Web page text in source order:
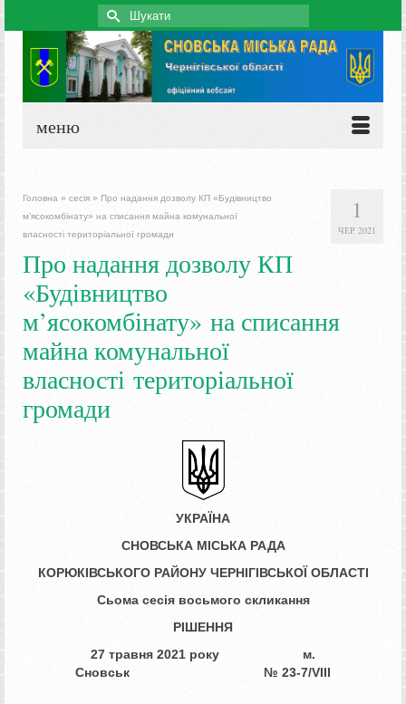
Search
for:
меню
1
ЧЕР 2021
Головна » сесія » Про надання дозволу КП «Будівництво
м’ясокомбінату» на списання майна комунальної
власності територіальної громади
Про надання дозволу КП
«Будівництво
м’ясокомбінату» на списання
майна комунальної
власності територіальної
громади
УКРАЇНА
СНОВСЬКА МІСЬКА РАДА
КОРЮКІВСЬКОГО РАЙОНУ ЧЕРНІГІВСЬКОЇ ОБЛАСТІ
Сьома сесія восьмого скликання
РІШЕННЯ
27 травня 2021 року м.
Сновськ № ­­­23-7/VIІI